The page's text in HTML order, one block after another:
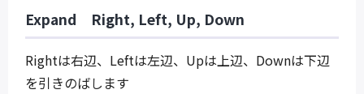
Expand Right, Left, Up, Down
Rightは右辺、Leftは左辺、Upは上辺、Downは下辺
を引きのばします